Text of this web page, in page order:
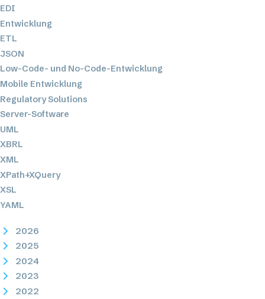
EDI
Entwicklung
ETL
JSON
Low-Code- und No-Code-Entwicklung
Mobile Entwicklung
Regulatory Solutions
Server-Software
UML
XBRL
XML
XPath+XQuery
XSL
YAML
2026
2025
2024
2023
2022